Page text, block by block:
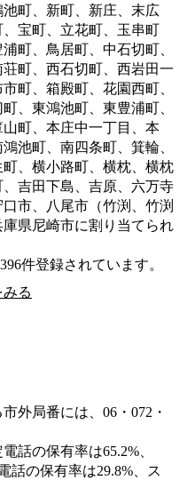
町、新町、新庄、末広
宝町、立花町、玉串町
町、鳥居町、中石切町、
町、西石切町、西岩田一
町、箱殿町、花園西町、
、東鴻池町、東豊浦町、
町、本庄中一丁目、本
池町、南四条町、箕輪、
、横小路町、横枕、横枕
吉田下島、吉原、六万寺
市、八尾市（竹渕、竹渕
県尼崎市に割り当てられ
件登録されています。
る
外局番には、06・072・
話の保有率は65.2%、
話の保有率は29.8%、ス